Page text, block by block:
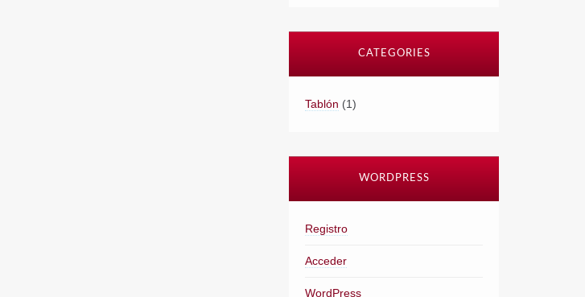
CATEGORIES
Tablón (1)
WORDPRESS
Registro
Acceder
WordPress